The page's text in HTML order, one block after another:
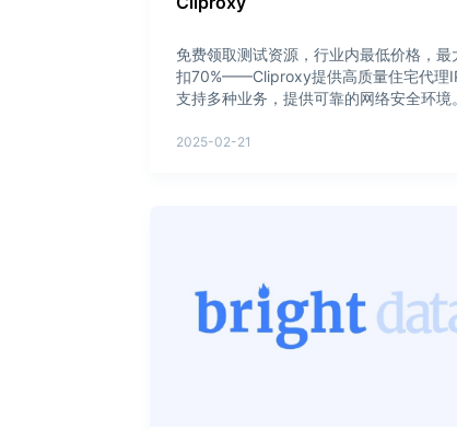
免费领取测试资源，行业内最低价格，最
扣70%——Cliproxy提供高质量住宅代理
支持多种业务，提供可靠的网络安全环境。
2025-02-21